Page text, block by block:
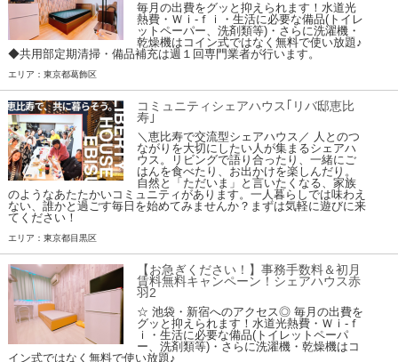
毎月の出費をグッと抑えられます！水道光
熱費・Ｗｉ-ｆｉ・生活に必要な備品(トイレ
ットペーパー、洗剤類等)・さらに洗濯機・
乾燥機はコイン式ではなく無料で使い放題♪
◆共用部定期清掃・備品補充は週１回専門業者が行います。
エリア：東京都葛飾区
コミュニティシェアハウス｢リバ邸恵比
寿｣
＼恵比寿で交流型シェアハウス／ 人とのつ
ながりを大切にしたい人が集まるシェアハ
ウス。リビングで語り合ったり、一緒にご
はんを食べたり、お出かけを楽しんだり。
自然と「ただいま」と言いたくなる、家族
のようなあたたかいコミュニティがあります。一人暮らしでは味わえ
ない、誰かと過ごす毎日を始めてみませんか？まずは気軽に遊びに来
てください！
エリア：東京都目黒区
【お急ぎください！】事務手数料＆初月
賃料無料キャンペーン！シェアハウス赤
羽2
☆ 池袋・新宿へのアクセス◎ 毎月の出費を
グッと抑えられます！水道光熱費・Ｗｉ-ｆ
ｉ・生活に必要な備品(トイレットペーパ
ー、洗剤類等)・さらに洗濯機・乾燥機はコ
イン式ではなく無料で使い放題♪